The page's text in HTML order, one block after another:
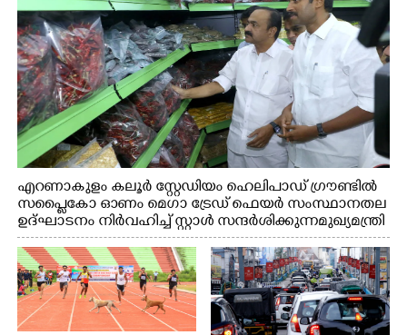
എറണാകുളം കലൂർ സ്റ്റേഡിയം ഹെലിപാഡ് ഗ്രൗണ്ടിൽ
സപ്ളൈകോ ഓണം മെഗാ ട്രേഡ് ഫെയർ സംസ്ഥാനതല
ഉദ്ഘാടനം നിർവഹിച്ച് സ്റ്റാൾ സന്ദർശിക്കുന്ന മുഖ്യമന്ത്രി
വി.ഡി. സതീശൻ. മന്ത്രി അനൂപ് ജേക്കബ് സമീപം